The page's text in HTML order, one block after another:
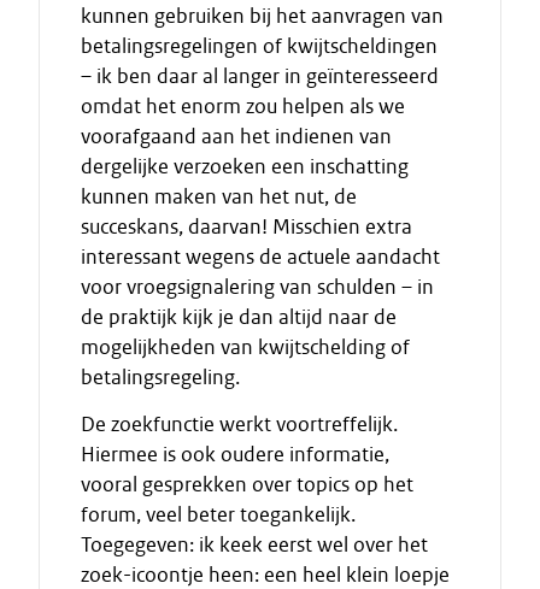
kunnen gebruiken bij het aanvragen van
betalingsregelingen of kwijtscheldingen
– ik ben daar al langer in geïnteresseerd
omdat het enorm zou helpen als we
voorafgaand aan het indienen van
dergelijke verzoeken een inschatting
kunnen maken van het nut, de
succeskans, daarvan! Misschien extra
interessant wegens de actuele aandacht
voor vroegsignalering van schulden – in
de praktijk kijk je dan altijd naar de
mogelijkheden van kwijtschelding of
betalingsregeling.
De zoekfunctie werkt voortreffelijk.
Hiermee is ook oudere informatie,
vooral gesprekken over topics op het
forum, veel beter toegankelijk.
Toegegeven: ik keek eerst wel over het
zoek-icoontje heen: een heel klein loepje